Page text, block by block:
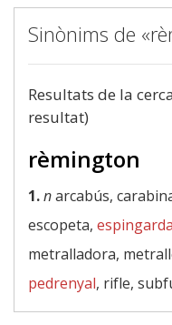
Sinònims de
Resultats de la
resultat)
rèmington
1.narcabús,
escopeta, espingarda
metralladora,
pedrenyal, rifle,